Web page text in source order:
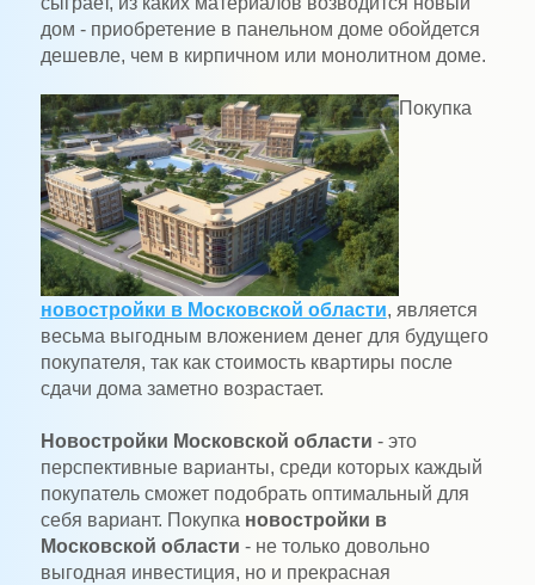
дом - приобретение в панельном доме обойдется
дешевле, чем в кирпичном или монолитном доме.
Покупка
новостройки в Московской области, является
весьма выгодным вложением денег для будущего
покупателя, так как стоимость квартиры после
сдачи дома заметно возрастает.
Новостройки Московской области - это
перспективные варианты, среди которых каждый
покупатель сможет подобрать оптимальный для
себя вариант. Покупка новостройки в
Московской области - не только довольно
выгодная инвестиция, но и прекрасная